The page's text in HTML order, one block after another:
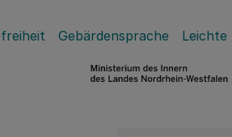
Gebärdensprache Leichte